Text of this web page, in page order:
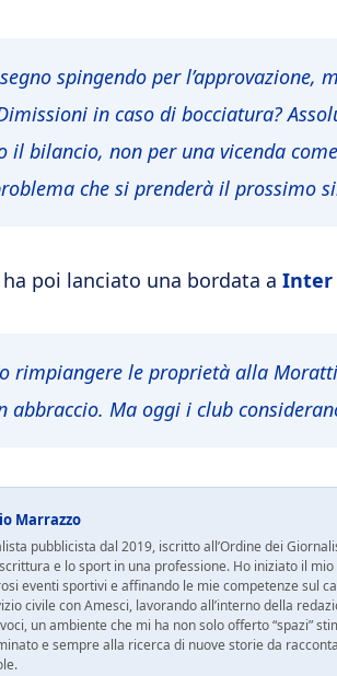
spingendo per l’approvazione,
in caso di bocciatura?
il bilancio, non per una vicenda
che si prenderà il prossimo
ha poi lanciato una bordata a Inter
rimpiangere le proprietà alla
abbraccio. Ma oggi i club
Marrazzo
pubblicista dal 2019, iscritto all’Ordine dei
e lo sport in una professione. Ho iniziato il
eventi sportivi e affinando le mie competenze sul
civile con Amesci, lavorando all’interno della
un ambiente che mi ha non solo offerto “spazi”
e sempre alla ricerca di nuove storie da